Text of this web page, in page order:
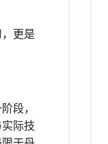
更是
段，
际技